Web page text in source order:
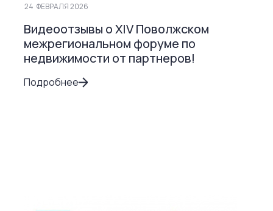
24 ФЕВРАЛЯ 2026
Видеоотзывы о XIV Поволжском
межрегиональном форуме по
недвижимости от партнеров!
Подробнее